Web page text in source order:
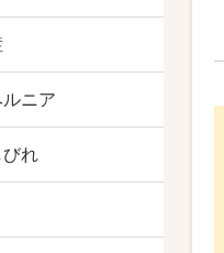
ニア
れ